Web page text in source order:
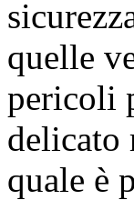
quelle
pericoli
delicato
quale è